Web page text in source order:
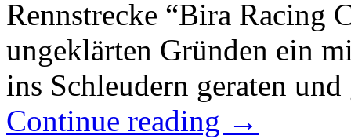
Rennstrecke “Bira Racing
ungeklärten Gründen ein
ins Schleudern geraten
Continue reading →